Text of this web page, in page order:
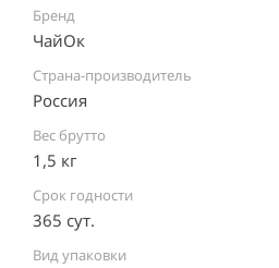
Бренд
ЧайОк
Страна-производитель
Россия ⠀
Вес брутто
1,5 кг
Срок годности
365 сут.
Вид упаковки